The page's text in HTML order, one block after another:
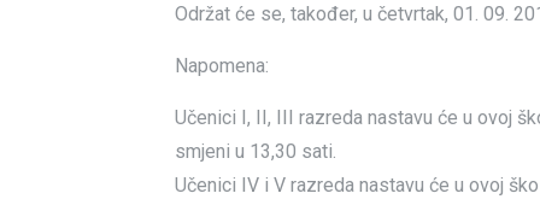
Održat će se, također, u četvrtak, 01. 09.
Napomena:
Učenici I, II, III razreda nastavu će u ovoj
smjeni u 13,30 sati.
Učenici IV i V razreda nastavu će u ovoj